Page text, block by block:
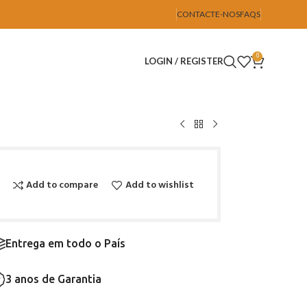
CONTACTE-NOSFAQS
LOGIN / REGISTER 0
Add to compare Add to wishlist
Entrega em todo o País
3 anos de Garantia